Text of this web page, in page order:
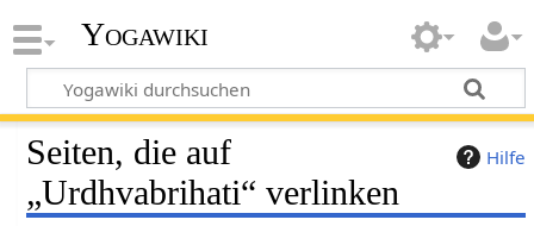
Yogawiki
Hilfe
Seiten, die auf
„Urdhvabrihati“ verlinken